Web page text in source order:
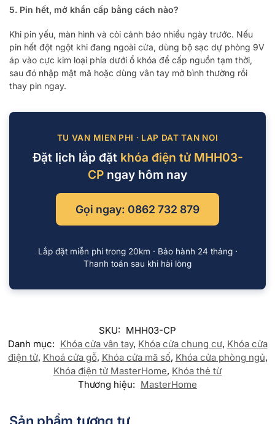
5. Pin hết, mở khẩn cấp bằng cách nào?
Khi pin yếu, màn hình và còi cảnh báo nhiều ngày trước. Nếu
pin hết đột ngột khi đang ngoài cửa, dùng bộ sạc dự phòng 9V
áp vào cực kim loại phía dưới ổ khóa để cấp nguồn tạm thời,
sau đó nhập mật mã hoặc dùng vân tay mở bình thường rồi
thay pin ngay.
TU VAN MIEN PHI · LAP DAT TAN NOI
Đặt lịch lắp đặt khóa điện tử MHH03-
CP ngay hôm nay
Gọi ngay: 0862 732 879
Lắp đặt miễn phí trong 20km · Bảo hành 24 tháng ·
Thanh toán sau khi hài lòng
SKU: MHH03-CP
Danh mục: Khóa cửa vân tay, Khóa cửa chung cư, Khóa cửa
điện tử, Khoá cửa gỗ, Khóa cửa mã số, Khóa cửa phòng ngủ,
Khóa điện tử MasterHome, Khóa thẻ từ
Thương hiệu: MasterHome
Sản phẩm tương tự